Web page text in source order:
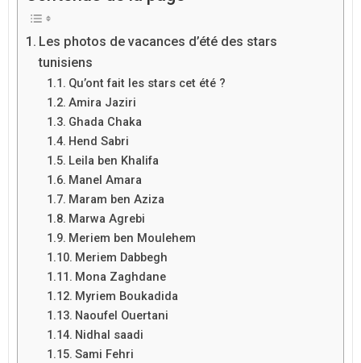
Les photos de vacances d’été des stars
tunisiens
Qu’ont fait les stars cet été ?
Amira Jaziri
Ghada Chaka
Hend Sabri
Leila ben Khalifa
Manel Amara
Maram ben Aziza
Marwa Agrebi
Meriem ben Moulehem
Meriem Dabbegh
Mona Zaghdane
Myriem Boukadida
Naoufel Ouertani
Nidhal saadi
Sami Fehri